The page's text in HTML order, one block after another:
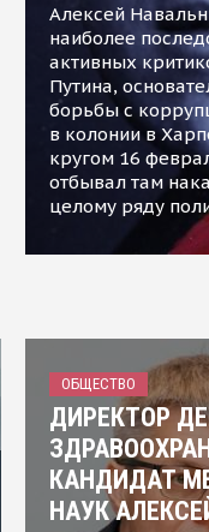
Алексей
наиболее
активных
Путина,
борьбы с
в колонии в
кругом 16
отбывал там
целому ряду
ОБЩЕСТВО
ДИРЕКТОР
КАНДИДАТ
НАУК